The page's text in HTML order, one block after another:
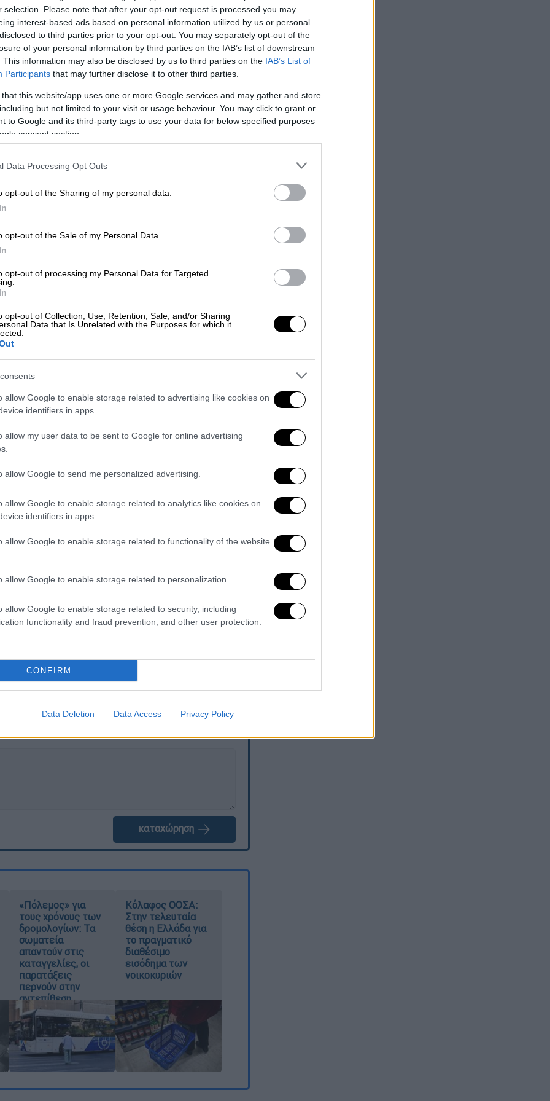
selection. Please note that after your opt-out request is processed you may
interest-based ads based on personal information utilized by us or personal
to third parties prior to your opt-out. You may separately opt-out of the
of your personal information by third parties on the IAB’s list of downstream
This information may also be disclosed by us to third parties on the IAB’s List of
Participants that may further disclose it to other third parties.
that this website/app uses one or more Google services and may gather and store
but not limited to your visit or usage behaviour. You may click to grant or
to Google and its third-party tags to use your data for below specified purposes
consent section.
Data Processing Opt Outs
opt-out of the Sharing of my personal data.
opt-out of the Sale of my Personal Data.
opt-out of processing my Personal Data for Targeted
opt-out of Collection, Use, Retention, Sale, and/or Sharing
Data that Is Unrelated with the Purposes for which it
allow Google to enable storage related to advertising like cookies on
identifiers in apps.
allow my user data to be sent to Google for online advertising
allow Google to send me personalized advertising.
allow Google to enable storage related to analytics like cookies on
identifiers in apps.
allow Google to enable storage related to functionality of the website
allow Google to enable storage related to personalization.
allow Google to enable storage related to security, including
functionality and fraud prevention, and other user protection.
CONFIRM
Data Deletion Data Access Privacy Policy
αναλαμβάνουν
εκπαίδευσηστην οποία
του νέου κλάδουΕπιτελικών
απόφαση της Υπουργού
τη λειτουργία του
πανεπιστημιακής εκπαίδευσηςτα
: Αναλυτές Δημοσίων Πολιτικών,
στη γενική γραμματεία Συντονισμού
Κοινοβουλευτικών θεμάτων της
σύμφωνα με το υπουργείο
διεύθυνσης και συντονισμού». Στα
Αναλυτών Δημοσίων Πολιτικών και
Συντονισμού, ενώ οι θέσεις της
κατανέμονται στην Υπηρεσία
για πρώτη φορά στην
γνωστικά αντικείμενα μέσα από ένα
Εθνικό Κέντρο Δημόσιας Διοίκησης και
Δημόσιας Διοίκησης με την
της Ευρωπαϊκής Επιτροπής, της
Ινστιτούτου Δημόσιας Διοίκησης,
να καλύψουν νευραλγικές θέσεις του
ΕΘΝΟΣ θα παρεμβαίνει και τα προσβλητικά σχόλια θα
καταχώρηση
«Πόλεμος» για
τους χρόνους των
δρομολογίων: Τα
σωματεία
απαντούν στις
καταγγελίες, οι
παρατάξεις
περνούν στην
αντεπίθεση
Κόλαφος ΟΟΣΑ:
Στην τελευταία
θέση η Ελλάδα για
το πραγματικό
διαθέσιμο
εισόδημα των
νοικοκυριών